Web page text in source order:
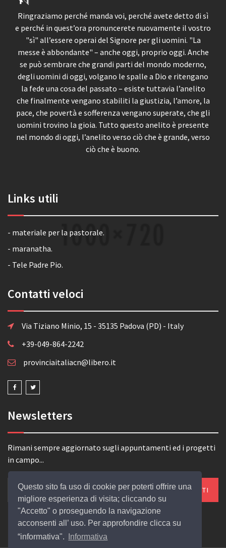
Questo sito fa uso di cookie per poterti offrire una
migliore esperienza di visita; cliccando su
"Accetto" o proseguendo la navigazione
acconsenti all’ uso. Per approfondire clicca su
“informativa".
Informativa
Ringraziamo perché manda voi, perché avete detto di sì
e perché in quest’ora pronuncerete nuovamente il vostro
"sì" all’essere operai del Signore per gli uomini. "La
messe è abbondante" – anche oggi, proprio oggi. Anche
se può sembrare che grandi parti del mondo moderno,
degli uomini di oggi, volgano le spalle a Dio e ritengano
la fede una cosa del passato – esiste tuttavia l’anelito
che finalmente vengano stabiliti la giustizia, l’amore, la
pace, che povertà e sofferenza vengano superate, che gli
uomini trovino la gioia. Tutto questo anelito è presente
nel mondo di oggi, l’anelito verso ciò che è grande, verso
ciò che è buono.
Links utili
- materiale per la pastorale.
- maranatha.
- Tele Padre Pio.
Contatti veloci
Via Tiziano Minio, 15 - 35135 Padova (PD) - Italy
+39-049-864-2242
provinciaitaliacn@libero.it
Newsletters
Rimani sempre aggiornato sugli appuntamenti ed i progetti
in campo...